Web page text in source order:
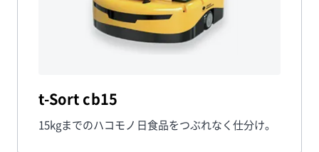
t-Sort cb15
15kgまでのハコモノ日食品をつぶれなく仕分け。